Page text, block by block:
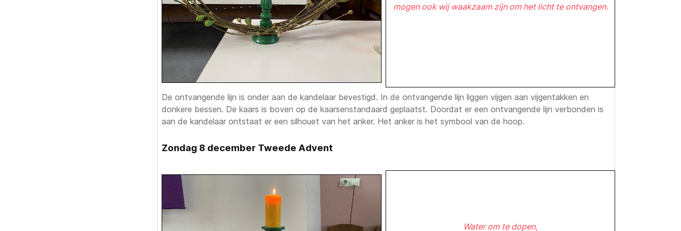
mogen ook wij waakzaam zijn om het licht te ontvangen.
De ontvangende lijn is onder aan de kandelaar bevestigd. In de ontvangende lijn liggen vijgen aan vijgentakken en
donkere bessen. De kaars is boven op de kaarsenstandaard geplaatst. Doordat er een ontvangende lijn verbonden is
aan de kandelaar ontstaat er een silhouet van het anker. Het anker is het symbool van de hoop.
Zondag 8 december Tweede Advent
Water om te dopen,